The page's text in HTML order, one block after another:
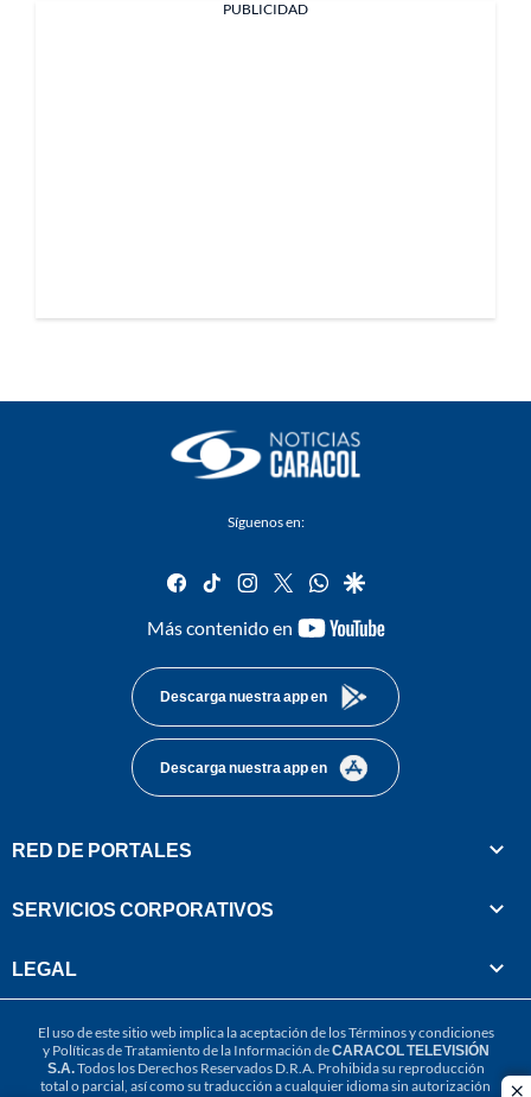
PUBLICIDAD
Síguenos en:
facebook
tiktok instagram
twitterwhatsapp
google
Más contenido en
youtube-
Descarga nuestra app en
Descarga nuestra app en
RED DE PORTALES
SERVICIOS CORPORATIVOS
LEGAL
El uso de este sitio web implica la aceptación de losTérminos y condiciones
y Políticas de Tratamiento de la Información deCARACOL TELEVISIÓN
S.A.Todos los Derechos Reservados D.R.A. Prohibida su reproducción
total o parcial, así como su traducción a cualquier idioma sin autorización